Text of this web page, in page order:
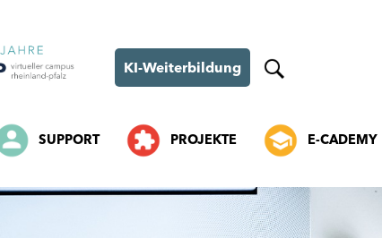
KI-Weiterbildung
SUPPORT PROJEKTE E-CADEMY